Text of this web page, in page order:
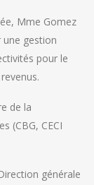
Mme Gomez
une gestion
pour le
de la
(CBG, CECI
générale